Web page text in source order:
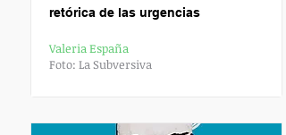
retórica de las urgencias
Valeria España
Foto: La Subversiva